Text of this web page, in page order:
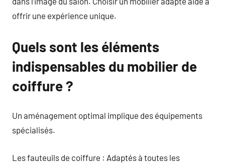
offrir une expérience unique.
Quels sont les éléments
indispensables du mobilier de
coiffure ?
Un aménagement optimal implique des équipements
spécialisés.
Les fauteuils de coiffure : Adaptés à toutes les